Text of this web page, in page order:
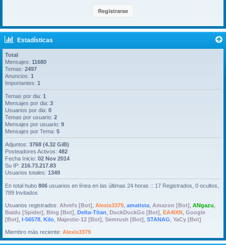
Estadísticas
Total
Mensajes: 11680
Temas: 2497
Anuncios: 1
Importantes: 1
Temas por dia: 1
Mensajes por dia: 3
Usuarios por dia: 0
Temas por usuario: 2
Mensajes por usuario: 9
Mensajes por Tema: 5
Adjuntos: 3768 (4.32 GiB)
Posteadores Activos: 482
Fecha Inicio: 02 Nov 2014
Su IP: 216.73.217.83
Usuarios totales: 1349
En total hubo 806 usuarios en línea en las últimas 24 horas :: 17 Registrados, 0 ocultos,
789 Invitados
Usuarios registrados: Ahrefs [Bot] Alexis3379 amatista Amazon [Bot] ANgazu
Baidu [Spider] Bing [Bot] Delta-Titan DuckDuckGo [Bot] EA4IXN Google
[Bot] I-56578 Kilo Majestic-12 [Bot] Semrush [Bot] STANAG YaCy [Bot]
Miembro más reciente: Alexis3379